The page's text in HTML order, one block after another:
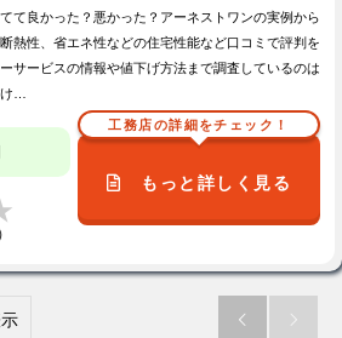
て良かった？悪かった？アーネストワンの実例から
熱性、省エネ性などの住宅性能など口コミで評判を
サービスの情報や値下げ方法まで調査しているのは
…
工務店の詳細をチェック！
もっと詳しく見る
 